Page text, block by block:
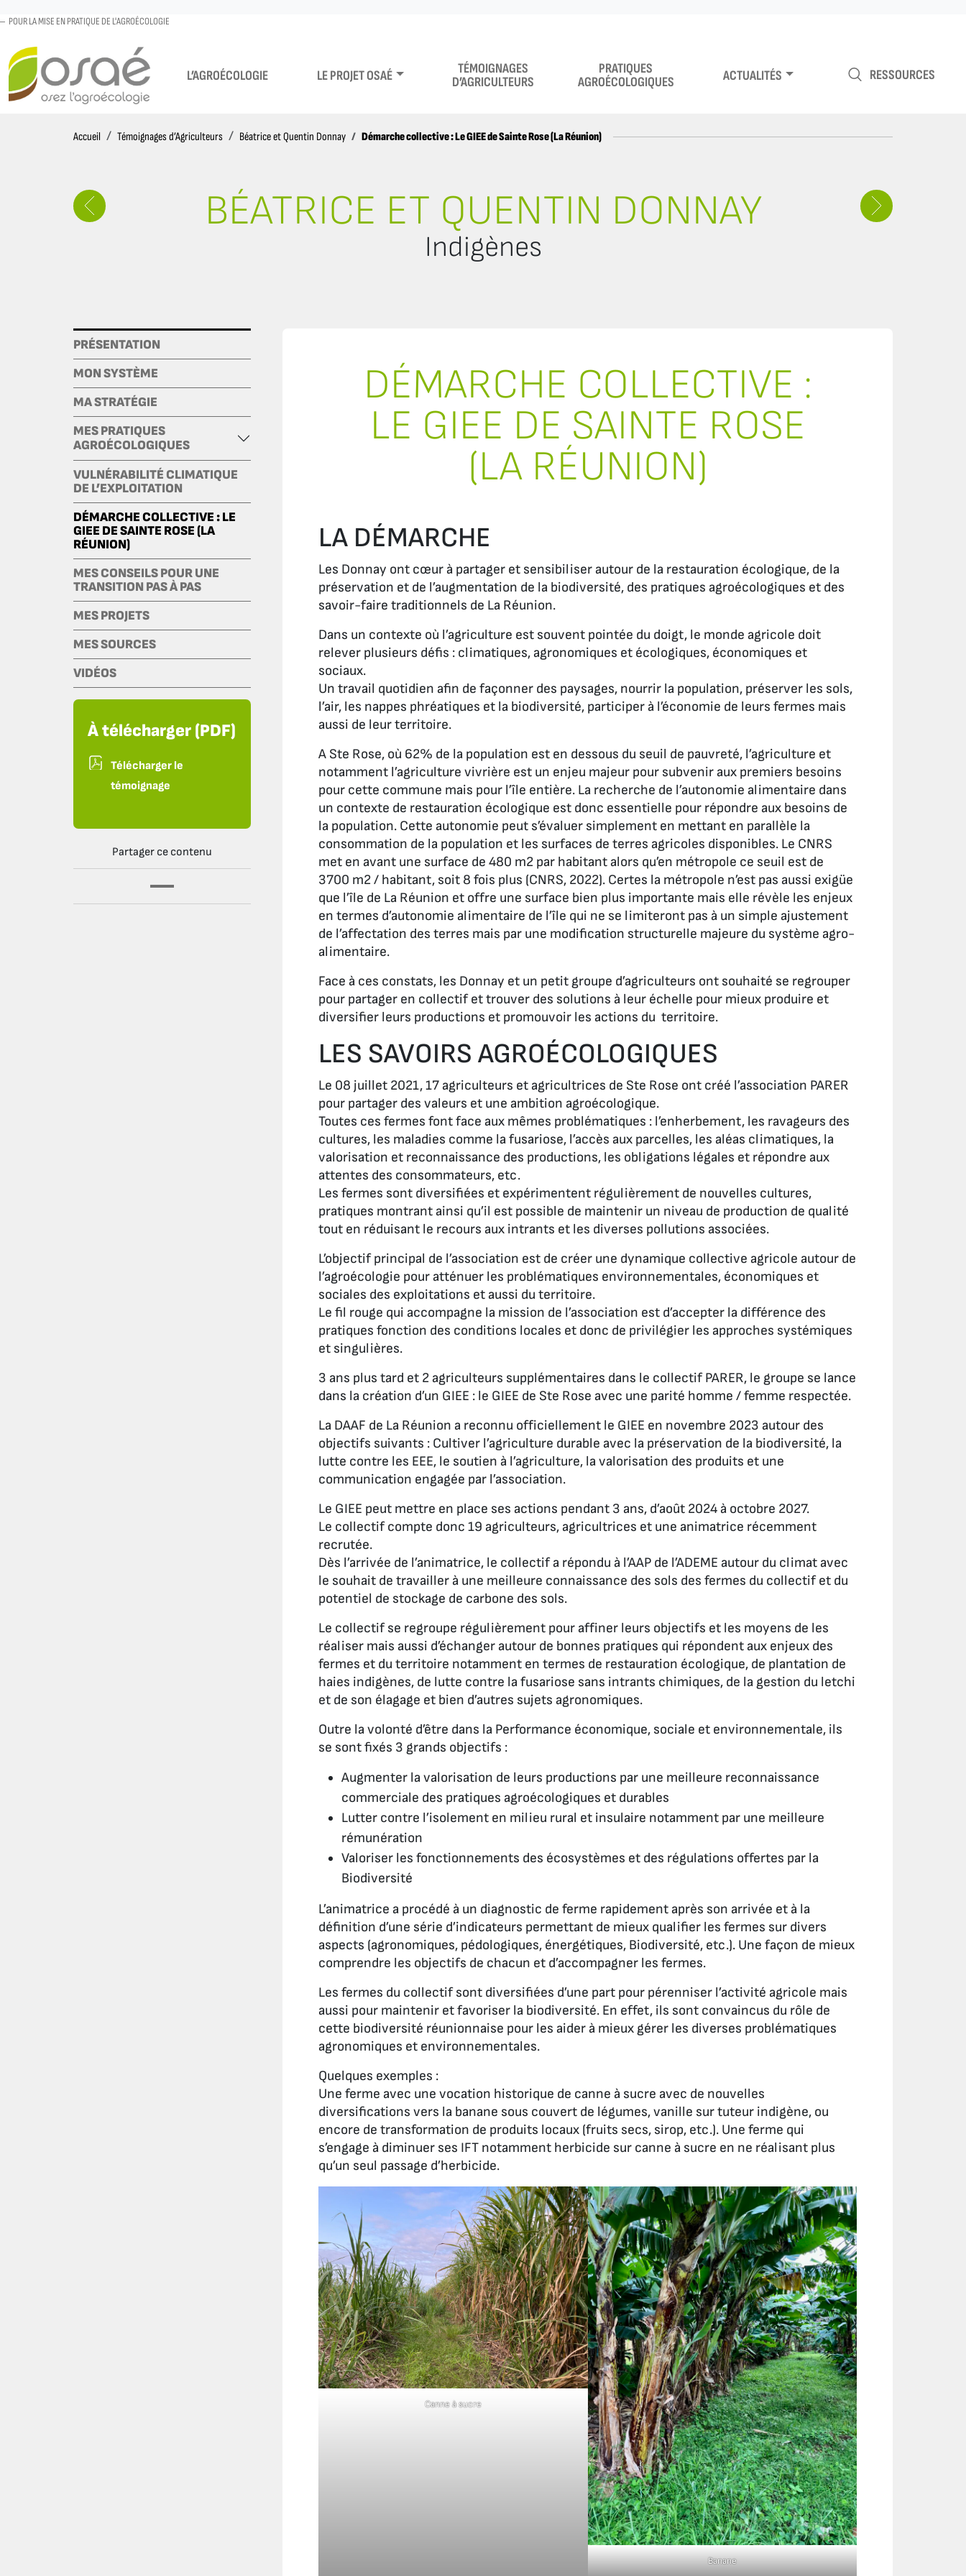
POUR LA MISE EN PRATIQUE DE L'AGROÉCOLOGIE
L’AGROÉCOLOGIE LE PROJET OSAÉ
TÉMOIGNAGES
D’AGRICULTEURS
PRATIQUES
AGROÉCOLOGIQUES
ACTUALITÉS RESSOURCES
Accueil AccueilTémoignages d’Agriculteurs Béatrice et Quentin Donnay Démarche collective : Le GIEE de Sainte Rose (La Réunion)
BÉATRICE ET QUENTIN DONNAY
Indigènes
PRÉSENTATION
MON SYSTÈME
MA STRATÉGIE
MES PRATIQUES
AGROÉCOLOGIQUES
VULNÉRABILITÉ CLIMATIQUE
DE L’EXPLOITATION
DÉMARCHE COLLECTIVE : LE
GIEE DE SAINTE ROSE (LA
RÉUNION)
MES CONSEILS POUR UNE
TRANSITION PAS À PAS
MES PROJETS
MES SOURCES
VIDÉOS
À télécharger (PDF)
Télécharger le
témoignage
Partager ce contenu
DÉMARCHE COLLECTIVE :
LE GIEE DE SAINTE ROSE
(LA RÉUNION)
LA DÉMARCHE
Les Donnay ont cœur à partager et sensibiliser autour de la restauration écologique, de la
préservation et de l’augmentation de la biodiversité, des pratiques agroécologiques et des
savoir-faire traditionnels de La Réunion.
Dans un contexte où l’agriculture est souvent pointée du doigt, le monde agricole doit
relever plusieurs défis : climatiques, agronomiques et écologiques, économiques et
sociaux.
Un travail quotidien afin de façonner des paysages, nourrir la population, préserver les sols,
l’air, les nappes phréatiques et la biodiversité, participer à l’économie de leurs fermes mais
aussi de leur territoire.
A Ste Rose, où 62% de la population est en dessous du seuil de pauvreté, l’agriculture et
notamment l’agriculture vivrière est un enjeu majeur pour subvenir aux premiers besoins
pour cette commune mais pour l’île entière. La recherche de l’autonomie alimentaire dans
un contexte de restauration écologique est donc essentielle pour répondre aux besoins de
la population. Cette autonomie peut s’évaluer simplement en mettant en parallèle la
consommation de la population et les surfaces de terres agricoles disponibles. Le CNRS
met en avant une surface de 480 m2 par habitant alors qu’en métropole ce seuil est de
3700 m2 / habitant, soit 8 fois plus (CNRS, 2022). Certes la métropole n’est pas aussi exigüe
que l’île de La Réunion et offre une surface bien plus importante mais elle révèle les enjeux
en termes d’autonomie alimentaire de l’île qui ne se limiteront pas à un simple ajustement
de l’affectation des terres mais par une modification structurelle majeure du système agro-
alimentaire.
Face à ces constats, les Donnay et un petit groupe d’agriculteurs ont souhaité se regrouper
pour partager en collectif et trouver des solutions à leur échelle pour mieux produire et
diversifier leurs productions et promouvoir les actions du territoire.
LES SAVOIRS AGROÉCOLOGIQUES
Le 08 juillet 2021, 17 agriculteurs et agricultrices de Ste Rose ont créé l’association PARER
pour partager des valeurs et une ambition agroécologique.
Toutes ces fermes font face aux mêmes problématiques : l’enherbement, les ravageurs des
cultures, les maladies comme la fusariose, l’accès aux parcelles, les aléas climatiques, la
valorisation et reconnaissance des productions, les obligations légales et répondre aux
attentes des consommateurs, etc.
Les fermes sont diversifiées et expérimentent régulièrement de nouvelles cultures,
pratiques montrant ainsi qu’il est possible de maintenir un niveau de production de qualité
tout en réduisant le recours aux intrants et les diverses pollutions associées.
L’objectif principal de l’association est de créer une dynamique collective agricole autour de
l’agroécologie pour atténuer les problématiques environnementales, économiques et
sociales des exploitations et aussi du territoire.
Le fil rouge qui accompagne la mission de l’association est d’accepter la différence des
pratiques fonction des conditions locales et donc de privilégier les approches systémiques
et singulières.
3 ans plus tard et 2 agriculteurs supplémentaires dans le collectif PARER, le groupe se lance
dans la création d’un GIEE : le GIEE de Ste Rose avec une parité homme / femme respectée.
La DAAF de La Réunion a reconnu officiellement le GIEE en novembre 2023 autour des
objectifs suivants : Cultiver l’agriculture durable avec la préservation de la biodiversité, la
lutte contre les EEE, le soutien à l’agriculture, la valorisation des produits et une
communication engagée par l’association.
Le GIEE peut mettre en place ses actions pendant 3 ans, d’août 2024 à octobre 2027.
Le collectif compte donc 19 agriculteurs, agricultrices et une animatrice récemment
recrutée.
Dès l’arrivée de l’animatrice, le collectif a répondu à l’AAP de l’ADEME autour du climat avec
le souhait de travailler à une meilleure connaissance des sols des fermes du collectif et du
potentiel de stockage de carbone des sols.
Le collectif se regroupe régulièrement pour affiner leurs objectifs et les moyens de les
réaliser mais aussi d’échanger autour de bonnes pratiques qui répondent aux enjeux des
fermes et du territoire notamment en termes de restauration écologique, de plantation de
haies indigènes, de lutte contre la fusariose sans intrants chimiques, de la gestion du letchi
et de son élagage et bien d’autres sujets agronomiques.
Outre la volonté d’être dans la Performance économique, sociale et environnementale, ils
se sont fixés 3 grands objectifs :
Augmenter la valorisation de leurs productions par une meilleure reconnaissance
commerciale des pratiques agroécologiques et durables
Lutter contre l’isolement en milieu rural et insulaire notamment par une meilleure
rémunération
Valoriser les fonctionnements des écosystèmes et des régulations offertes par la
Biodiversité
L’animatrice a procédé à un diagnostic de ferme rapidement après son arrivée et à la
définition d’une série d’indicateurs permettant de mieux qualifier les fermes sur divers
aspects (agronomiques, pédologiques, énergétiques, Biodiversité, etc.). Une façon de mieux
comprendre les objectifs de chacun et d’accompagner les fermes.
Les fermes du collectif sont diversifiées d’une part pour pérenniser l’activité agricole mais
aussi pour maintenir et favoriser la biodiversité. En effet, ils sont convaincus du rôle de
cette biodiversité réunionnaise pour les aider à mieux gérer les diverses problématiques
agronomiques et environnementales.
Quelques exemples :
Une ferme avec une vocation historique de canne à sucre avec de nouvelles
diversifications vers la banane sous couvert de légumes, vanille sur tuteur indigène, ou
encore de transformation de produits locaux (fruits secs, sirop, etc.). Une ferme qui
s’engage à diminuer ses IFT notamment herbicide sur canne à sucre en ne réalisant plus
qu’un seul passage d’herbicide.
Canne à sucre
Banane